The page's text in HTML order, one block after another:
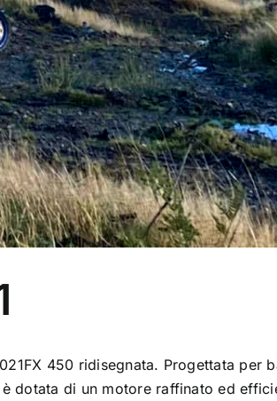
450 ridisegnata. Progettata per
dotata di un motore raffinato ed